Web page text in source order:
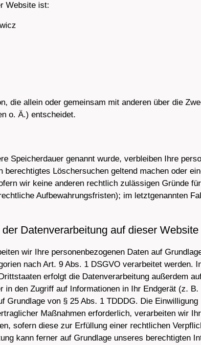
Website ist:
die allein oder gemeinsam mit anderen über die
o. Ä.) entscheidet.
Speicherdauer genannt wurde, verbleiben Ihre
Löschersuchen geltend machen oder
wir keine anderen rechtlich zulässigen Gründe
Aufbewahrungsfristen); im letztgenannten
Datenverarbeitung auf dieser Website
wir Ihre personenbezogenen Daten auf
nach Art. 9 Abs. 1 DSGVO verarbeitet werden.
erfolgt die Datenverarbeitung außerdem
in den Zugriff auf Informationen in Ihr Endgerät (z.
von § 25 Abs. 1 TDDDG. Die
Maßnahmen erforderlich, verarbeiten wir
sofern diese zur Erfüllung einer rechtlichen
kann ferner auf Grundlage unseres berechtigten